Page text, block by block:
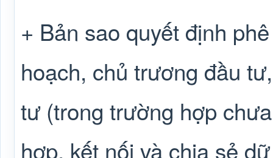
+ Bản sao quyết định
hoạch, chủ trương đầu
tư (trong trường hợp
hợp, kết nối và chia sẻ